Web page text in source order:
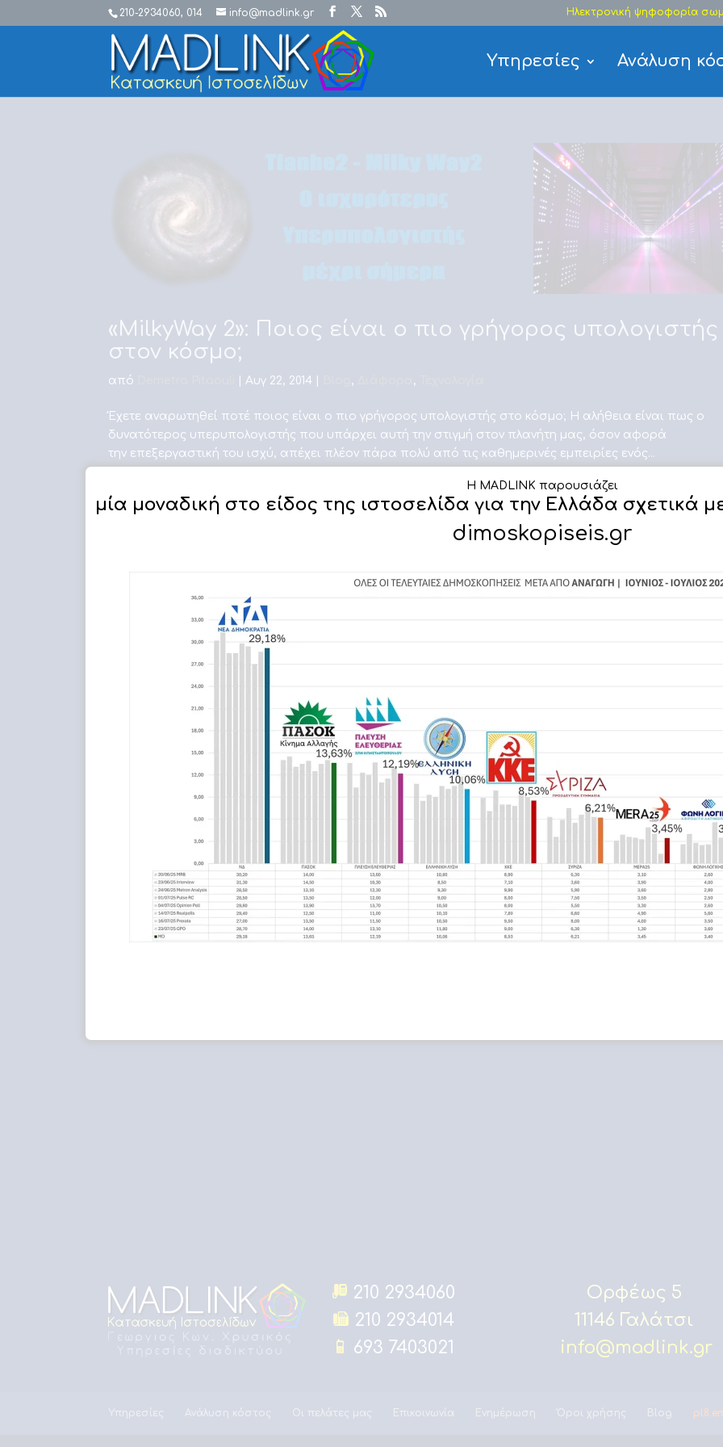
210-2934060, 014 info@madlink.gr Ηλεκτρονική ψηφοφορία
Υπηρεσίες Ανάλυση
«MilkyWay 2»: Ποιος είναι ο πιο γρήγορος υπολογιστής
στον κόσμο;
από Αυγ 22, 2014 , ,
Έχετε αναρωτηθεί ποτέ ποιος είναι ο πιο γρήγορος υπολογιστής στο κόσμο; Η αλήθεια είναι πως ο
δυνατότερος υπερυπολογιστής που υπάρχει αυτή την στιγμή στον πλανήτη μας, όσον αφορά
την επεξεργαστική του ισχύ, απέχει πλέον πάρα πολύ από τις καθημερινές εμπειρίες ενός...
210 2934060
210 2934014
693 7403021
Ορφέως 5
11146 Γαλάτσι
info@madlink.gr
Υπηρεσίες Ανάλυση κόστος Οι πελάτες μας Επικοινωνία Ενημέρωση Όροι χρήσης Blog
Η MADLINK παρουσιάζει
μία μοναδική στο είδος της ιστοσελίδα για την Ελλάδα σχετικά
dimoskopiseis.gr